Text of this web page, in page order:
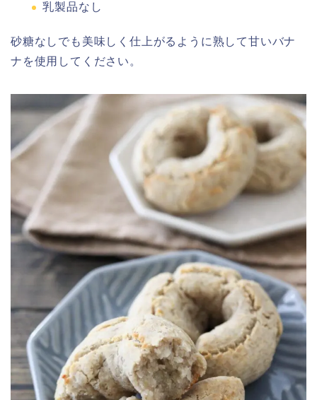
乳製品なし
砂糖なしでも美味しく仕上がるように熟して甘いバナ
ナを使用してください。